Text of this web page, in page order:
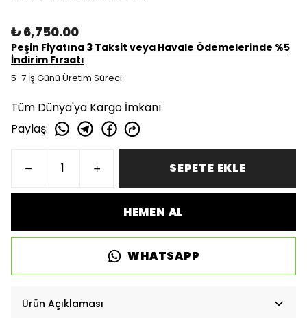
₺ 6,750.00
Peşin Fiyatına 3 Taksit veya Havale Ödemelerinde %5
İndirim Fırsatı
5-7 İş Günü Üretim Süreci
Tüm Dünya'ya Kargo İmkanı
Paylaş:
SEPETE EKLE
HEMEN AL
WHATSAPP
Ürün Açıklaması